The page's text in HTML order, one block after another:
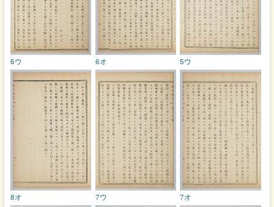
5ウ
6オ
6ウ
7オ
7ウ
8オ